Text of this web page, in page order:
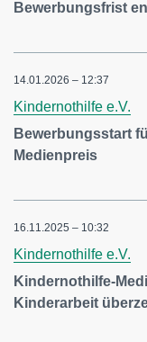
Bewerbungsfrist
14.01.2026 – 12:37
Kindernothilfe e.V.
Bewerbungsstart
Medienpreis
16.11.2025 – 10:32
Kindernothilfe e.V.
Kindernothilfe-
Kinderarbeit